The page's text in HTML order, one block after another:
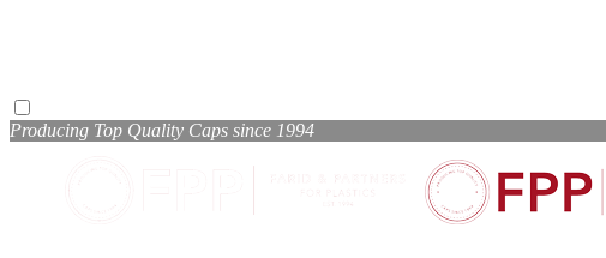
Producing Top Quality Caps since 1994